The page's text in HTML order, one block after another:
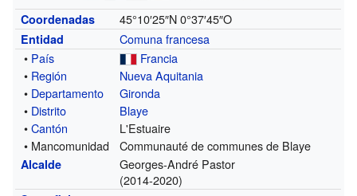
Coordenadas 45°10′25″N 0°37′45″O
Entidad
Comuna francesa
• País
Francia
• Región
Nueva Aquitania
• Departamento
Gironda
• Distrito
Blaye
•Cantón
L'Estuaire
• Mancomunidad
Communauté de communes de Blaye
Alcalde
Georges-André Pastor
(2014-2020)